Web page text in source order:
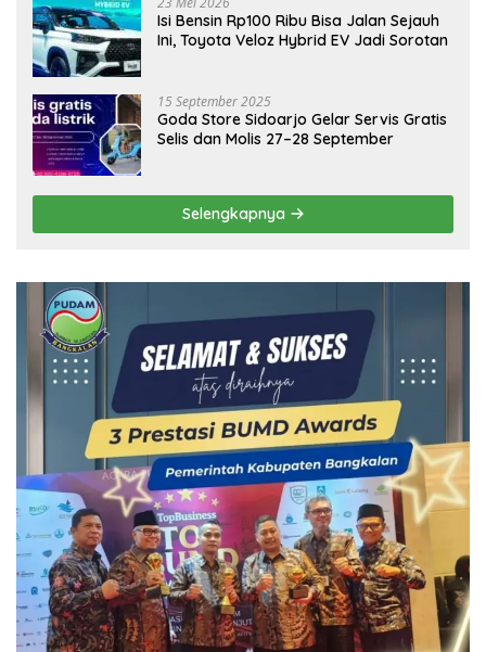
Isi Bensin Rp100 Ribu Bisa Jalan Sejauh
Ini, Toyota Veloz Hybrid EV Jadi Sorotan
15 September 2025
Goda Store Sidoarjo Gelar Servis Gratis
Selis dan Molis 27–28 September
Selengkapnya